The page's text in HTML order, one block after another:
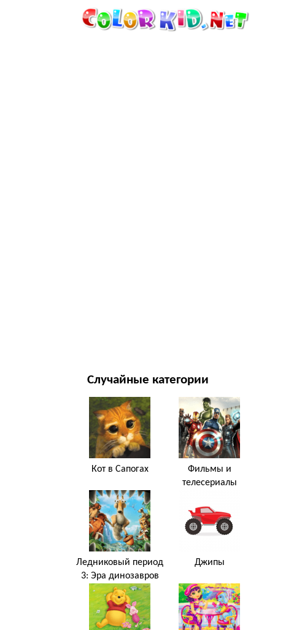
Случайные категории
Кот в Сапогах
Фильмы и
телесериалы
Ледниковый период
3: Эра динозавров
Джипы